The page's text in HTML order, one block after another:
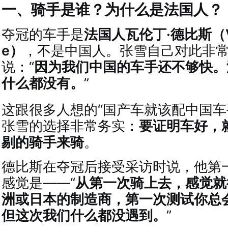
一、骑手是谁？为什么是法国人？
夺冠的车手是法国人瓦伦丁·德比斯
e）
，不是中国人。张雪自己对此非
说：“因为我们中国的车手还不够快
什么都没有。 ”
这跟很多人想的“国产车就该配中国
张雪的选择非常务实： 要证明车好，
剔的骑手来骑。
德比斯在夺冠后接受采访时说，他第
感觉是——“从第一次骑上去，感觉
洲或日本的制造商，第一次测试你总
但这次我们什么都没遇到。 ”